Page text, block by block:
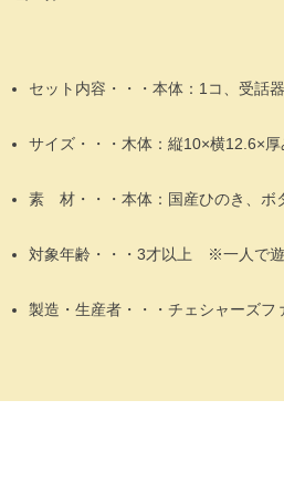
セット内容・・・本体：1コ、受話
サイズ・・・木体：縦10×横12.6×
素 材・・・本体：国産ひのき、ボ
対象年齢・・・3才以上 ※一人で
製造・生産者・・・チェシャーズフ